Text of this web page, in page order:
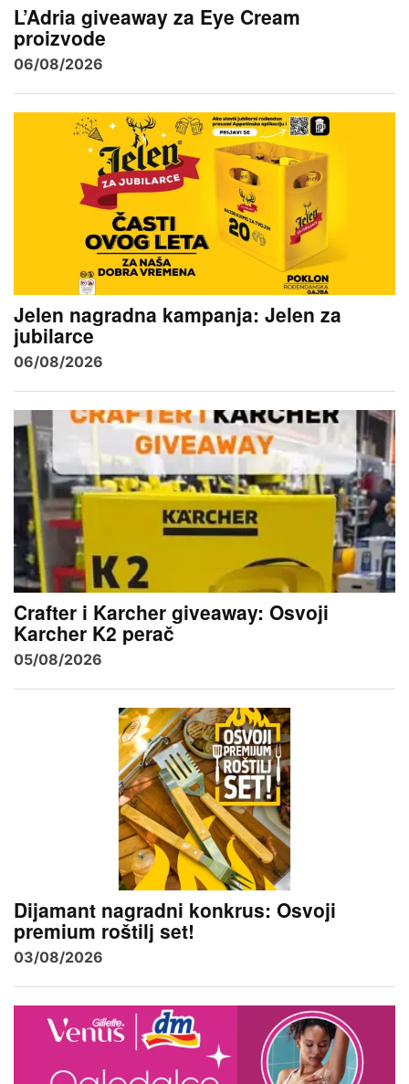
L’Adria giveaway za Eye Cream
proizvode
06/08/2026
Jelen nagradna kampanja: Jelen za
jubilarce
06/08/2026
Crafter i Karcher giveaway: Osvoji
Karcher K2 perač
05/08/2026
Dijamant nagradni konkrus: Osvoji
premium roštilj set!
03/08/2026